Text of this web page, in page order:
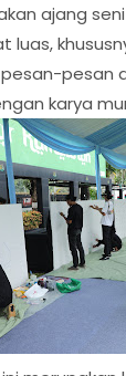
ajang
luas,
pesan
karya